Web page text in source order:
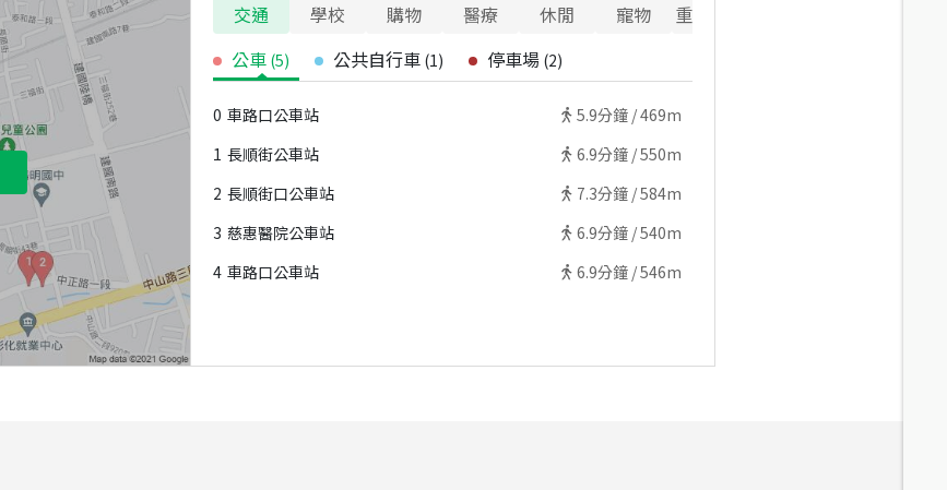
交通 學校 購物 醫療 休閒 寵物
重要設施
公車 (5) 公共自行車 (1) 停車場 (2)
0 車路口公車站 5.9分鐘 /469m
1 長順街公車站 6.9分鐘 /550m
2 長順街口公車站 7.3分鐘 /584m
3 慈惠醫院公車站 6.9分鐘 /540m
4 車路口公車站 6.9分鐘 /546m